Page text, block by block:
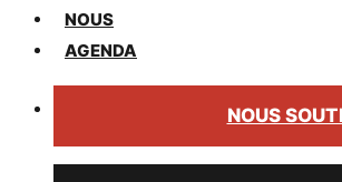
NOUS
AGENDA
NOUS